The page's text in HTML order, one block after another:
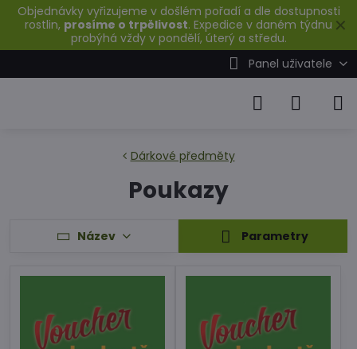
✕
Objednávky vyřizujeme v došlém pořadí a dle dostupnosti
rostlin, prosíme o trpělivost. Expedice v daném týdnu
probýhá vždy v pondělí, úterý a středu.
Panel uživatele
Dárkové předměty
Poukazy
Název Parametry